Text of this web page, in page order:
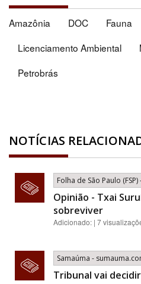
Amazônia DOC Fauna
Licenciamento Ambiental
Petrobrás
NOTÍCIAS
Folha de São Paulo
Opinião - Txai
sobreviver
Adicionado: | 7
Samaúma -
Tribunal vai